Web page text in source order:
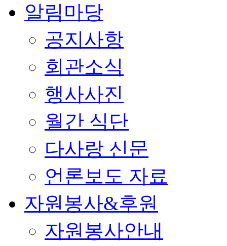
알림마당
공지사항
회관소식
행사사진
월간 식단
다사랑 신문
언론보도 자료
자원봉사&후원
자원봉사안내